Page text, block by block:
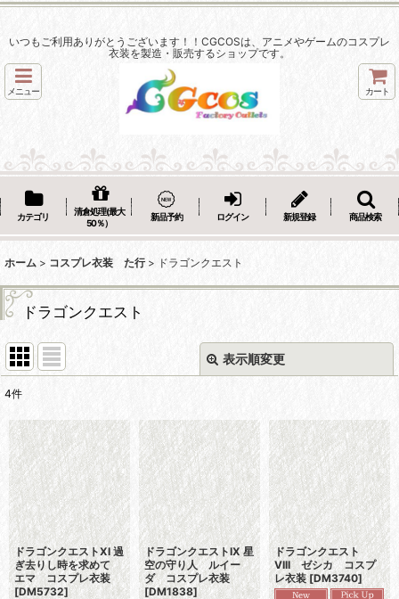
いつもご利用ありがとうございます！！CGCOSは、アニメやゲームのコスプレ
衣装を製造・販売するショップです。
メニュー カート
カテゴリ
清倉処理(最大
50％）
新品予約 ログイン 新規登録 商品検索
ホーム > コスプレ衣装 た行 > ドラゴンクエスト
ドラゴンクエスト
表示順変更
並び順:
絞り込む
4件
ドラゴンクエストXI 過
ぎ去りし時を求めて
エマ コスプレ衣装
[DM5732]
ドラゴンクエストIX 星
空の守り人 ルイー
ダ コスプレ衣装
[DM1838]
ドラゴンクエスト
VIII ゼシカ コスプ
レ衣装 [DM3740]